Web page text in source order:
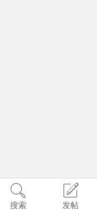
搜索 发帖